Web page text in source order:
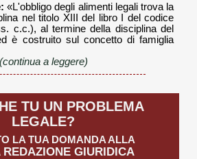
«L'obbligo degli alimenti legali trova la
nel titolo XIII del libro I del codice
c.c.), al termine della disciplina del
è costruito sul concetto di famiglia
(continua a leggere)
TU UN PROBLEMA
LEGALE?
LA TUA DOMANDA ALLA
REDAZIONE GIURIDICA